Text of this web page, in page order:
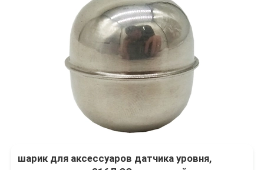
шарик для аксессуаров датчика уровня,